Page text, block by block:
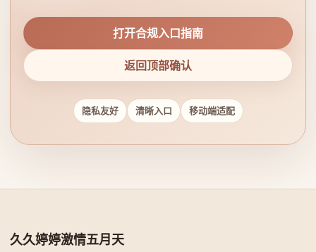
打开合规入口指南
返回顶部确认
隐私友好 清晰入口 移动端适配
久久婷婷激情五月天